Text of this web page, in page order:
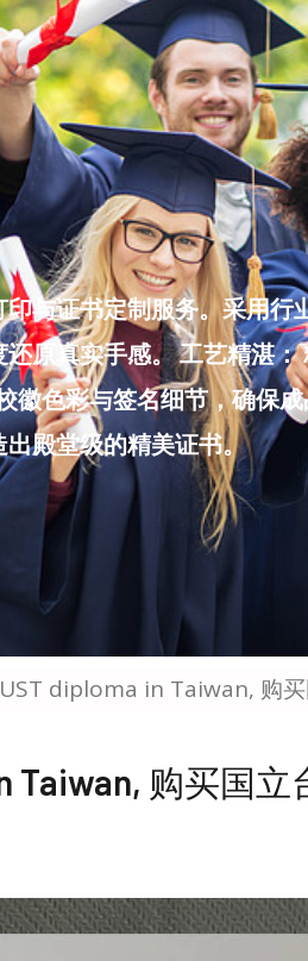
与证书定制服务。采用
原真实手感。 工艺精湛
徽色彩与签名细节，确保
殿堂级的精美证书。
diploma in Taiwan, 购
Taiwan, 购买国